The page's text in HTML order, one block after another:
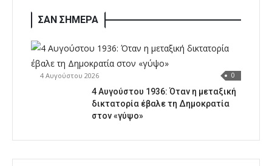
ΣΑΝ ΣΗΜΕΡΑ
4 Αυγούστου 2026 0
4 Αυγούστου 1936: Όταν η μεταξική
δικτατορία έβαλε τη Δημοκρατία
στον «γύψο»